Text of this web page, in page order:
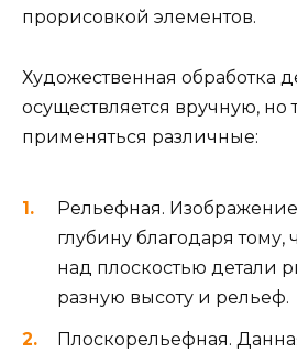
прорисовкой элементов.
Художественная обработка
осуществляется вручную, но
применяться различные:
Рельефная.
глубину благодаря
над плоскостью детали
разную высоту и рельеф.
Плоскорельефная.